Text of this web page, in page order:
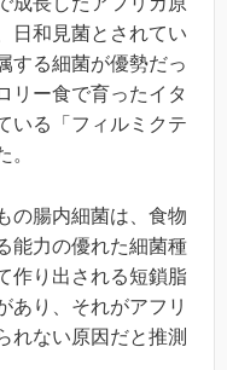
日和見菌とされてい
する細菌が優勢だっ
リー食で育ったイタ
いる「フィルミクテ
。
の腸内細菌は、食物
能力の優れた細菌種
作り出される短鎖脂
あり、それがアフリ
れない原因だと推測